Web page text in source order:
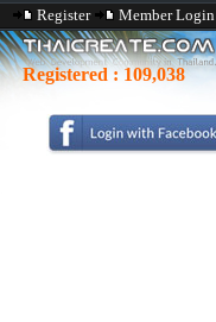
Register Member Login
Registered : 109,038